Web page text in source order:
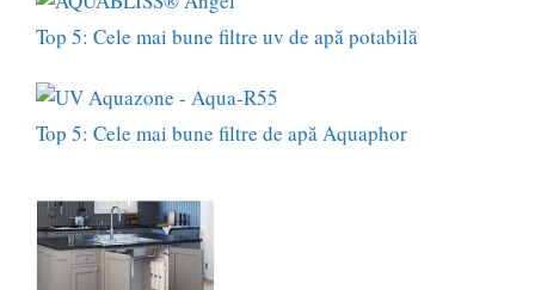
Top 5: Cele mai bune filtre uv de apă potabilă
Top 5: Cele mai bune filtre de apă Aquaphor